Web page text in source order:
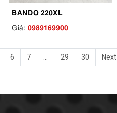
BANDO 220XL
Giá: 0989169900
6 7 ... 29 30 Next